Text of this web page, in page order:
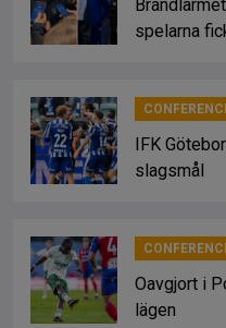
spelarna
IFK
slagsmål
Oavgjort i
lägen